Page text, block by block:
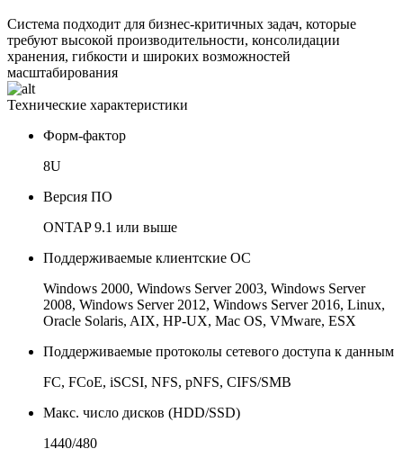
Система подходит для бизнес-критичных задач, которые
требуют высокой производительности, консолидации
хранения, гибкости и широких возможностей
масштабирования
Технические характеристики
Форм-фактор
8U
Версия ПО
ONTAP 9.1 или выше
Поддерживаемые клиентские ОС
Windows 2000, Windows Server 2003, Windows Server
2008, Windows Server 2012, Windows Server 2016, Linux,
Oracle Solaris, AIX, HP-UX, Mac OS, VMware, ESX
Поддерживаемые протоколы сетевого доступа к данным
FC, FCoE, iSCSI, NFS, pNFS, CIFS/SMB
Макс. число дисков (HDD/SSD)
1440/480